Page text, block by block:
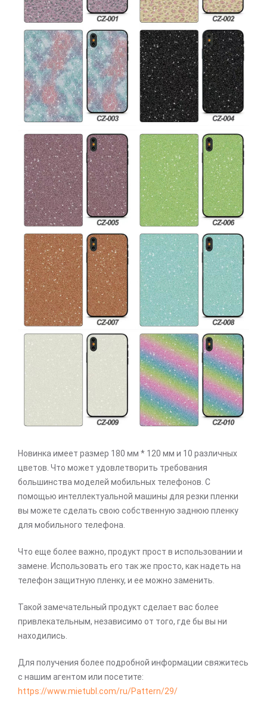
Новинка имеет размер 180 мм * 120 мм и 10 различных
цветов. Что может удовлетворить требования
большинства моделей мобильных телефонов. С
помощью интеллектуальной машины для резки пленки
вы можете сделать свою собственную заднюю пленку
для мобильного телефона.
Что еще более важно, продукт прост в использовании и
замене. Использовать его так же просто, как надеть на
телефон защитную пленку, и ее можно заменить.
Такой замечательный продукт сделает вас более
привлекательным, независимо от того, где бы вы ни
находились.
Для получения более подробной информации свяжитесь
с нашим агентом или посетите:
https://www.mietubl.com/ru/Pattern/29/